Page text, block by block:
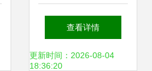
隔离器 价格与厂家
的优质选择——世
查看详情
更新时间：2026-08-04
18:36:20